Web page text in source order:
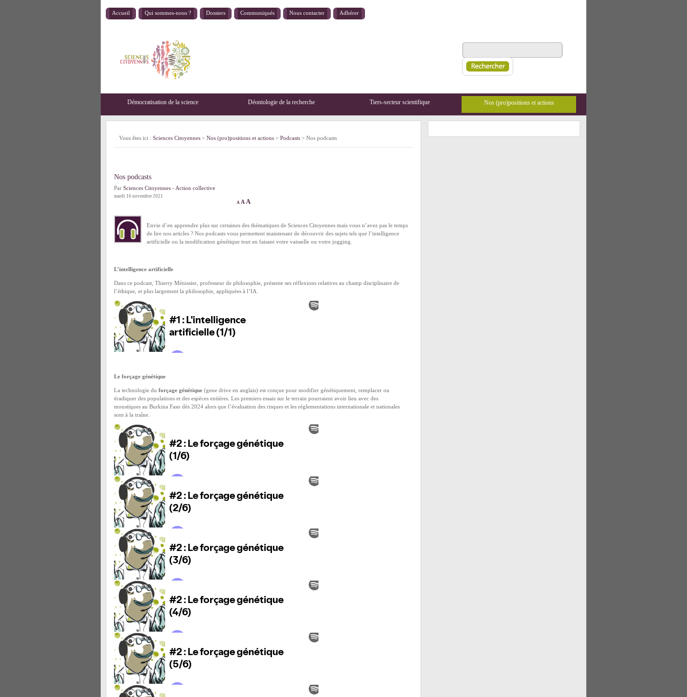
Accueil Qui sommes-nous ? Dossiers Communiqués Nous contacter Adhérer
Démocratisation de la science Déontologie de la recherche Tiers-secteur scientifique Nos (pro)positions et actions
Vous êtes ici : Sciences Citoyennes > Nos (pro)positions et actions > Podcasts > Nos podcasts
Nos podcasts
Par Sciences Citoyennes - Action collective
mardi 16 novembre 2021
A A A
Envie d’en apprendre plus sur certaines des thématiques de Sciences Citoyennes mais vous n’avez pas le temps
de lire nos articles ? Nos podcasts vous permettent maintenant de découvrir des sujets tels que l’intelligence
artificielle ou la modification génétique tout en faisant votre vaisselle ou votre jogging.
L’intelligence artificielle
Dans ce podcast, Thierry Ménissier, professeur de philosophie, présente ses réflexions relatives au champ disciplinaire de
l’éthique, et plus largement la philosophie, appliquées à l’IA.
Le forçage génétique
La technologie du forçage génétique (gene drive en anglais) est conçue pour modifier génétiquement, remplacer ou
éradiquer des populations et des espèces entières. Les premiers essais sur le terrain pourraient avoir lieu avec des
moustiques au Burkina Faso dès 2024 alors que l’évaluation des risques et les réglementations internationale et nationales
sont à la traîne.